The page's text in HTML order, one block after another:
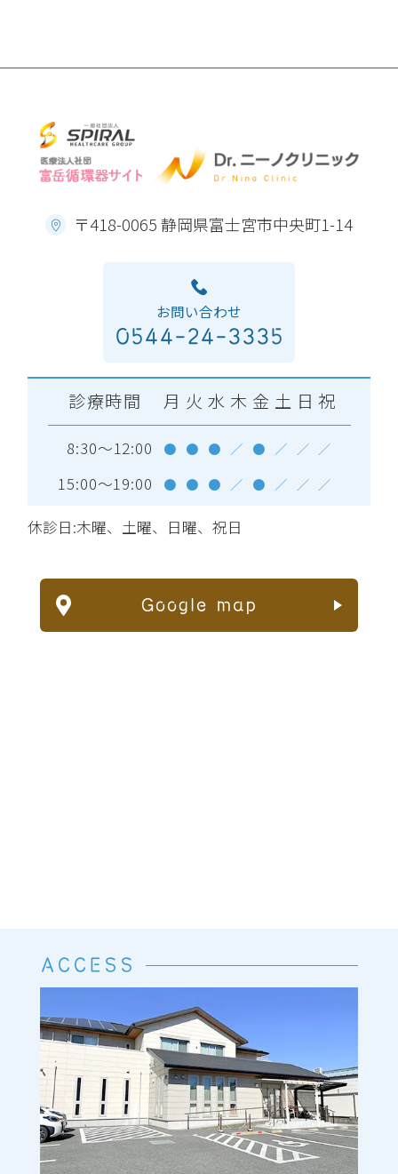
〒418-0065 静岡県富士宮市中央町1-14
お問い合わせ
0544-24-3335
診療時間 月 火 水 木 金 土 日 祝
8:30～12:00 ● ● ● ／ ● ／ ／ ／
15:00～19:00 ● ● ● ／ ● ／ ／ ／
休診日:木曜、土曜、日曜、祝日
Google map
ACCESS